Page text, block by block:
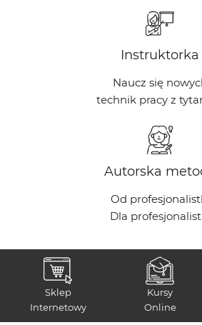
Instruktorka
Naucz się
technik pracy z
Autorska
Od
Dla
Sklep
Internetowy
Kursy
Online